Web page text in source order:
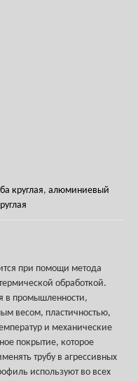
круглая, алюминиевый
при помощи метода
обработкой.
в промышленности,
весом, пластичностью,
и механические
покрытие, которое
трубу в агрессивных
используют во всех